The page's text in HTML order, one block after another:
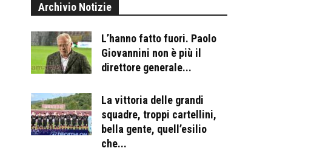
Archivio Notizie
L’hanno fatto fuori. Paolo
Giovannini non è più il
direttore generale...
La vittoria delle grandi
squadre, troppi cartellini,
bella gente, quell’esilio
che...